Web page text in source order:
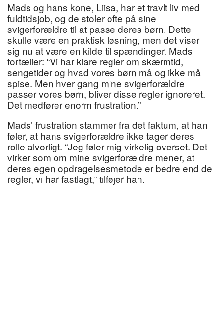
Mads og hans kone, Liisa, har et travlt liv med
fuldtidsjob, og de stoler ofte på sine
svigerforældre til at passe deres børn. Dette
skulle være en praktisk løsning, men det viser
sig nu at være en kilde til spændinger. Mads
fortæller: “Vi har klare regler om skærmtid,
sengetider og hvad vores børn må og ikke må
spise. Men hver gang mine svigerforældre
passer vores børn, bliver disse regler ignoreret.
Det medfører enorm frustration.”
Mads’ frustration stammer fra det faktum, at han
føler, at hans svigerforældre ikke tager deres
rolle alvorligt. “Jeg føler mig virkelig overset. Det
virker som om mine svigerforældre mener, at
deres egen opdragelsesmetode er bedre end de
regler, vi har fastlagt,” tilføjer han.